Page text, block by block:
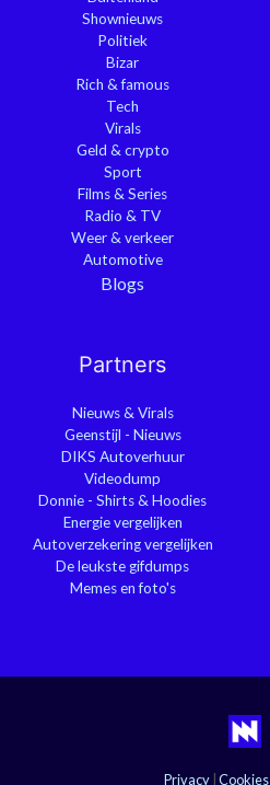
Shownieuws
Politiek
Bizar
Rich & famous
Tech
Virals
Geld & crypto
Sport
Films & Series
Radio & TV
Weer & verkeer
Automotive
Blogs
Partners
Nieuws & Virals
Geenstijl - Nieuws
DIKS Autoverhuur
Videodump
Donnie - Shirts & Hoodies
Energie vergelijken
Autoverzekering vergelijken
De leukste gifdumps
Memes en foto's
Privacy Cookies